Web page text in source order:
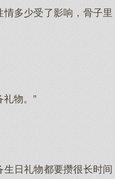
多少受了影响，骨子里
物。”
日礼物都要攒很长时间